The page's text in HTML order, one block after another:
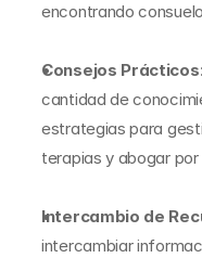
encontrando
Consejos Prácticos
cantidad de
estrategias para
terapias y abogar por
Intercambio de
intercambiar